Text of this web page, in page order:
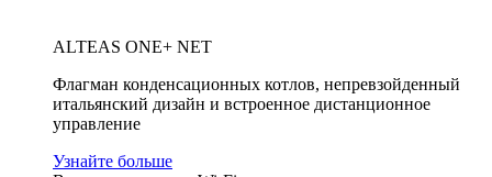
ALTEAS ONE+ NET
Флагман конденсационных котлов, непревзойденный
итальянский дизайн и встроенное дистанционное
управление
Узнайте больше